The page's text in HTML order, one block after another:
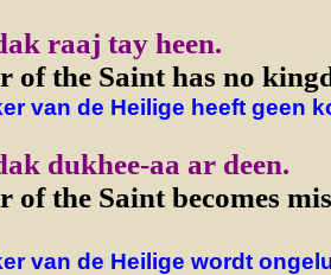
raaj tay heen.
of the Saint has no
van de Heilige heeft geen
dukhee-aa ar deen.
of the Saint becomes
van de Heilige wordt